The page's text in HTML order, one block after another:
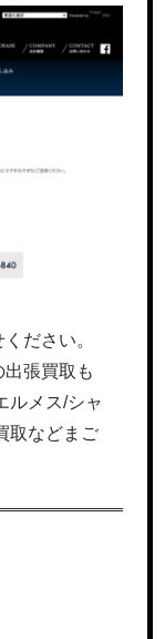
ださい。
張買取も
ルメス/シャ
取などまご